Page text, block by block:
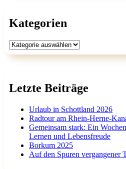
Kategorien
Kategorien
Letzte Beiträge
Urlaub in Schottland 2026
Radtour am Rhein-Herne-
Gemeinsam stark: Ein
Lernen und Lebensfreude
Borkum 2025
Auf den Spuren vergangener